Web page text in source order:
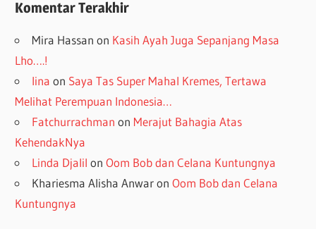
Komentar Terakhir
Mira Hassan on Kasih Ayah Juga Sepanjang Masa
Lho….!
lina on Saya Tas Super Mahal Kremes, Tertawa
Melihat Perempuan Indonesia…
Fatchurrachman on Merajut Bahagia Atas
KehendakNya
Linda Djalil onOom Bob dan Celana Kuntungnya
Khariesma Alisha AnwaronOom Bob dan Celana
Kuntungnya